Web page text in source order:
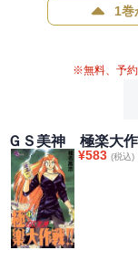
1巻
※無料、予約
ＧＳ美神 極楽大作
¥583 (税込)